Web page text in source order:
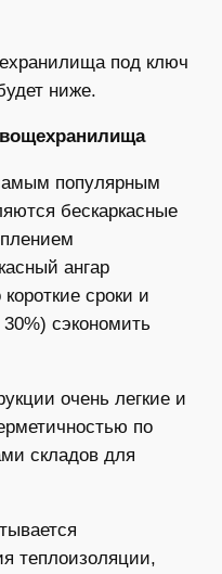
под ключ
ниже.
популярным
бескаркасные
ангар
сроки и
сэкономить
очень легкие и
по
складов для
теплоизоляции,